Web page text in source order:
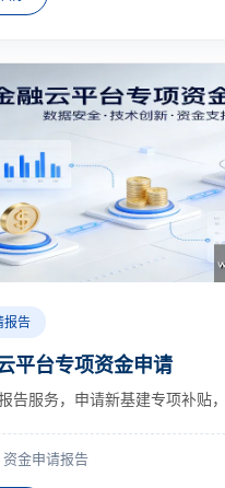
报告
平台专项资金申请
告服务，申请新基建专项补贴
资金申请报告